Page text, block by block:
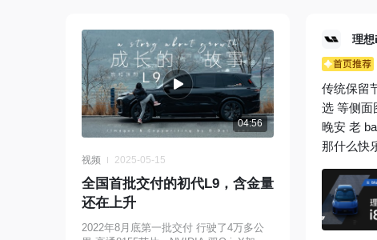
04:56
视频 2025-05-15
全国首批交付的初代L9，含金量
还在上升
2022年8月底第一批交付 行驶了4万多公
理
传统保留
选 等侧面
晚安 老
那什么快